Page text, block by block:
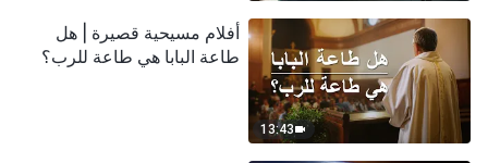
13:43
أفلام مسيحية قصيرة | هل
طاعة البابا هي طاعة للرب؟